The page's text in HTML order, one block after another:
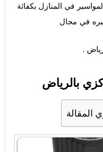
في المنازل بكفائة
في مجال
.
بالرياض
المقالة